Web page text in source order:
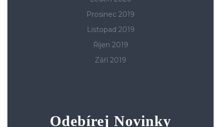
Prosinec 2019
Listopad 2019
Říjen 2019
Září 2019
Odebírej Novinky